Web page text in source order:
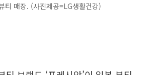
티 매장. (사진제공=LG생활건강)